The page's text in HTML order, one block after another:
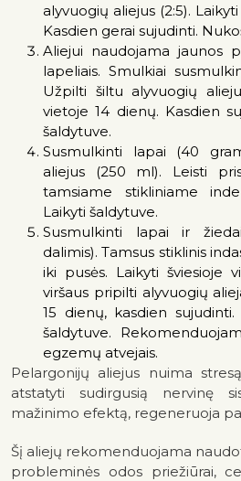
alyvuogių aliejus (2:5).
Kasdien gerai sujudinti.
Aliejui naudojama jaunos
lapeliais. Smulkiai
Užpilti šiltu alyvuogių
vietoje 14 dienų. Kasdien
šaldytuve.
Susmulkinti lapai (40
aliejus (250 ml). Leisti
tamsiame stikliniame
Laikyti šaldytuve.
Susmulkinti lapai ir
dalimis). Tamsus stiklinis
iki pusės. Laikyti šviesioje
viršaus pripilti alyvuogių
15 dienų, kasdien
šaldytuve.
egzemų atvejais.
Pelargonijų aliejus nuima
atstatyti sudirgusią nervinę
mažinimo efektą, regeneruoja
Šį aliejų rekomenduojama
probleminės odos priežiūrai,